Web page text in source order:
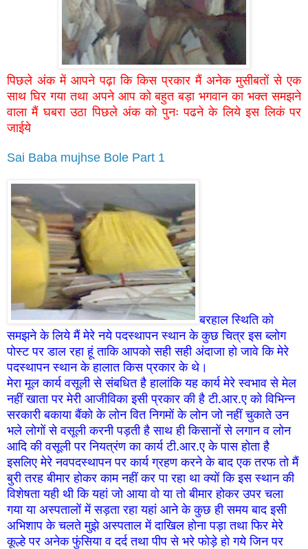
पिछले अंक में आपने पढ़ा कि किस प्रकार मैं अनेक मुसीबतों से एक
साथ घिर गया तथा अपने आप को बहुत बड़ा भगवान का भक्त समझने
वाला मैं घबरा उठा पिछले अंक को पुनः पढने के लिये इस लिकं पर
जाईये
Sai Baba mujhse Bole Part 1
बरहाल स्थिति को
समझने के लिये मैं मेरे नये पदस्थापन स्थान के कुछ चित्र इस ब्लोग
पोस्ट पर डाल रहा हूं ताकि आपको सही सही अंदाजा हो जावे कि मेरे
पदस्थापन स्थान के हालात किस प्रकार के थे।
मेरा मूल कार्य वसूली से संबधित है हालांकि यह कार्य मेरे स्वभाव से मेल
नहीं खाता पर मेरी आजीविका इसी प्रकार की है टी.आर.ए को विभिन्न
सरकारी बकाया बैंको के लोन वित निगमों के लोन जो नहीं चुकाते उन
भले लोगों से वसूली करनी पड़ती है साथ ही किसानों से लगान व लोन
आदि की वसूली पर नियत्रंण का कार्य टी.आर.ए के पास होता है
इसलिए मेरे नवपदस्थापन पर कार्य ग्रहण करने के बाद एक तरफ तो मैं
बुरी तरह बीमार होकर काम नहीं कर पा रहा था क्यों कि इस स्थान की
विशेषता यही थी कि यहां जो आया वो या तो बीमार होकर उपर चला
गया या अस्पतालों में सड़ता रहा यहां आने के कुछ ही समय बाद इसी
अभिशाप के चलते मुझे अस्पताल में दाखिल होना पड़ा तथा फिर मेरे
कूल्हे पर अनेक फुंसिया व दर्द तथा पीप से भरे फोड़े हो गये जिन पर